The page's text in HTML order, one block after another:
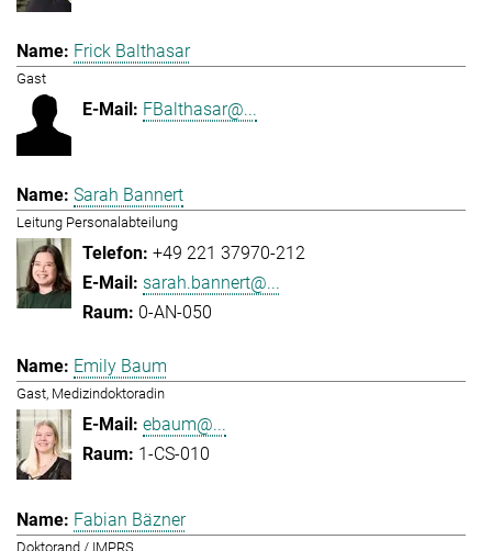
Frick Balthasar
Gast
FBalthasar@...
Sarah Bannert
Leitung Personalabteilung
+49 221 37970-212
sarah.bannert@...
0-AN-050
Emily Baum
Gast, Medizindoktoradin
ebaum@...
1-CS-010
Fabian Bäzner
Doktorand / IMPRS